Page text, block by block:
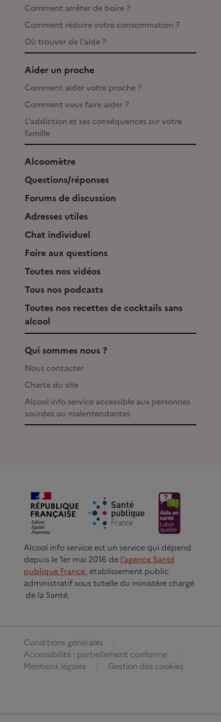
Comment arrêter de boire ?
Comment réduire votre consommation ?
Où trouver de l'aide ?
Aider un proche
Comment aider votre proche ?
Comment vous faire aider ?
L'addiction et ses conséquences sur votre
famille
Alcoomètre
Questions/réponses
Forums de discussion
Adresses utiles
Chat individuel
Foire aux questions
Toutes nos vidéos
Tous nos podcasts
Toutes nos recettes de cocktails sans
alcool
Qui sommes nous ?
Nous contacter
Charte du site
Alcool info service accessible aux personnes
sourdes ou malentendantes
Alcool info service est un service qui dépend
depuis le 1er mai 2016 de l’agence Santé
publique France, établissement public
administratif sous tutelle du ministère chargé
de la Santé.
Conditions générales
Accessibilité : partiellement conforme
Mentions légales
Gestion des cookies